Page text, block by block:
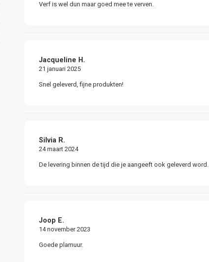
Verf is wel dun maar goed mee te verven.
Jacqueline H.
21 januari 2025
Snel geleverd, fijne produkten!
Silvia R.
24 maart 2024
De levering binnen de tijd die je aangeeft ook geleverd word.
Joop E.
14 november 2023
Goede plamuur.